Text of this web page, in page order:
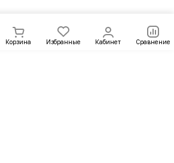
Корзина Избранные Кабинет Сравнение